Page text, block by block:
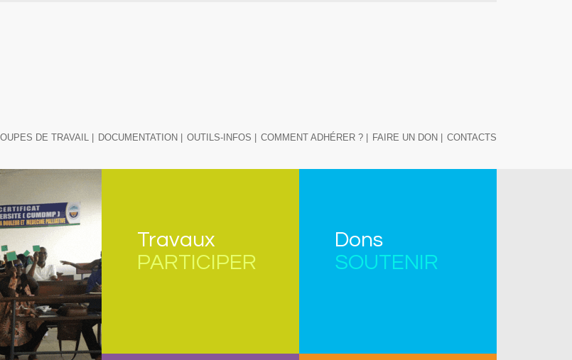
DE TRAVAIL | DOCUMENTATION | OUTILS-INFOS | COMMENT ADHÉRER ? | FAIRE UN DON | CONTACTS
Travaux
PARTICIPER
Dons
SOUTENIR